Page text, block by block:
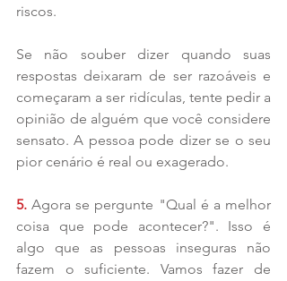
riscos.
Se não souber dizer quando suas
respostas deixaram de ser razoáveis e
começaram a ser ridículas, tente pedir a
opinião de alguém que você considere
sensato. A pessoa pode dizer se o seu
pior cenário é real ou exagerado.
5. Agora se pergunte "Qual é a melhor
coisa que pode acontecer?". Isso é
algo que as pessoas inseguras não
fazem o suficiente. Vamos fazer de